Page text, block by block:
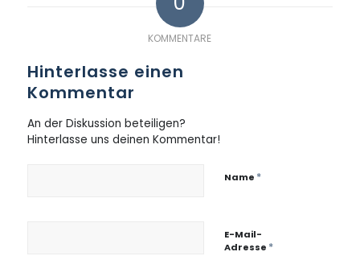
KOMMENTARE
Hinterlasse einen
Kommentar
An der Diskussion beteiligen?
Hinterlasse uns deinen Kommentar!
Name *
E-Mail-
Adresse *